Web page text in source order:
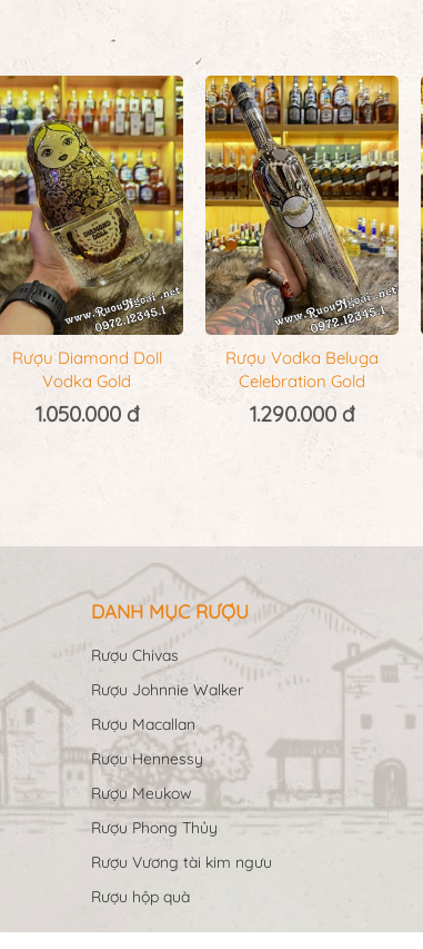
Rượu Diamond Doll
Vodka Gold
1.050.000 đ
Rượu Vodka Beluga
Celebration Gold
1.290.000 đ
DANH MỤC RƯỢU
Rượu Chivas
Rượu Johnnie Walker
Rượu Macallan
Rượu Hennessy
Rượu Meukow
Rượu Phong Thủy
Rượu Vương tài kim ngưu
Rượu hộp quà